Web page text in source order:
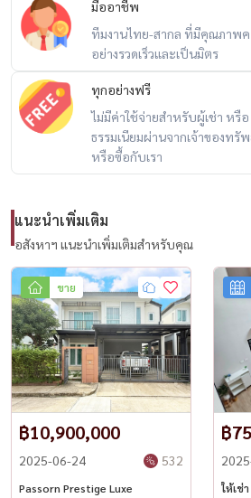
แอร์ครบทุกห้อง
ราคาขาย
14.99 ล้านบาท
----------------------------------------------------
📞 ติดต่อ / Contact / 预约看房
Call / WhatsApp:+66 (0)90-993-5832
LINE: @housewa
Email:Namthip@housewathailand.com
🌐 Website: www.housewathailand.com
📘 Facebook: Housewa Asset
#Housewa #HousewaThailand
#บ้านเดี่ยวพัฒนาการ #บ้านพัฒนาการ44 #บ้
ตกแต่งพร้อมอยู่
มืออาชีพ
ทีมงานไทย-สากล ที่มีคุณภาพ
อย่างรวดเร็วและเป็นมิตร
ทุกอย่างฟรี
ไม่มีค่าใช้จ่ายสำหรับผู้เช่า หรือ
ธรรมเนียมผ่านจากเจ้าของท
หรือซื้อกับเรา
แนะนำเพิ่มเติม
อสังหาฯ แนะนำเพิ่มเติมสำหรับคุณ
ขาย
฿10,900,000
2025-06-24 532
Passorn Prestige Luxe
฿
ให้เช่